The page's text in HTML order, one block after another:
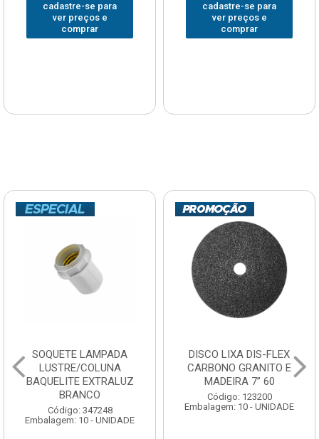
cadastre-se para
ver preços e
comprar
cadastre-se para
ver preços e
comprar
SOQUETE LAMPADA
LUSTRE/COLUNA
BAQUELITE EXTRALUZ
BRANCO
Código: 347248
Embalagem: 10 - UNIDADE
DISCO LIXA DIS-FLEX
CARBONO GRANITO E
MADEIRA 7” 60
Código: 123200
Embalagem: 10 - UNIDADE